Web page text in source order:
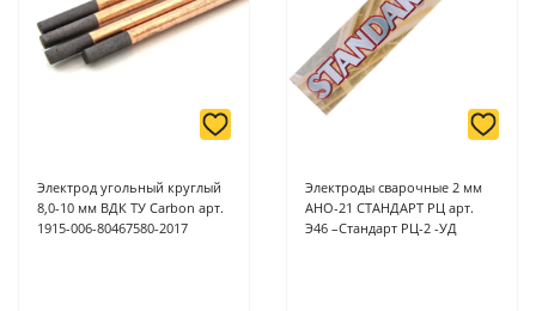
Электрод угольный круглый
8,0-10 мм ВДК ТУ Carbon арт.
1915-006-80467580-2017
Электроды сварочные 2 мм
АНО-21 СТАНДАРТ РЦ арт.
Э46 –Стандарт РЦ-2 -УД